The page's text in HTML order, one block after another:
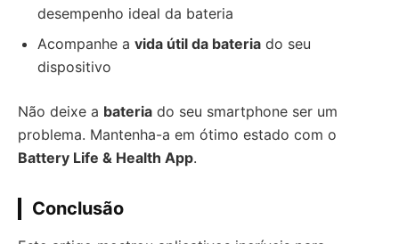
desempenho ideal da bateria
Acompanhe a vida útil da bateria do seu
dispositivo
Não deixe a bateria do seu smartphone ser um
problema. Mantenha-a em ótimo estado com o
Battery Life & Health App.
Conclusão